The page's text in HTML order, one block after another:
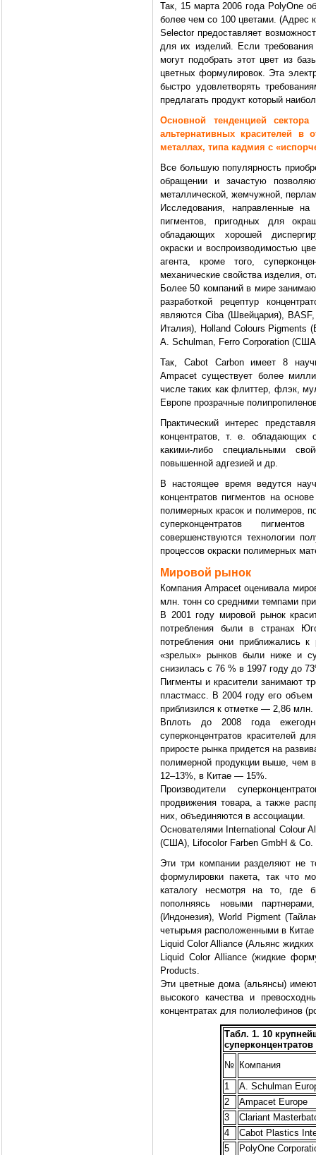
Так, 15 марта 2006 года PolyOne
более чем со 100 цветами. (Адрес
Selector предоставляет
для их изделий. Если требования
могут подобрать этот цвет из
цветных формулировок. Эта
быстро удовлетворять
предлагать продукт который
Основной тенденцией
альтернативных красителей в
металлах, типа кадмия с
Все большую популярность
обращении и зачастую
металлической, жемчужной,
Исследования, направленные на
пигментов, пригодных для
обладающих хорошей
окраски и воспроизводимостью
агента, кроме того,
механические свойства изделия,
Более 50 компаний в мире
разработкой рецептур
являются Ciba (Швейцария),
Италия), Holland Colours Pigments
А. Schulman, Ferro Corporation
Так, Cabot Carbon имеет 8
Ampacet существует более
числе таких как флиттер, флэк,
Европе прозрачные
Практический интерес
концентратов, т. е. обладающих
какими-либо специальными
повышенной адгезией и др.
В настоящее время ведутся
концентратов пигментов на
полимерных красок и полимеров,
суперконцентратов
совершенствуются технологии
процессов окраски полимерных
Мировой рынок
Компания Ampacet оценивала
млн. тонн со средними темпами
В 2001 году мировой рынок
потребления были в странах
потребления они приближались
«зрелых» рынков были ниже и
снизилась с 76 % в 1997 году до
Пигменты и красители занимают
пластмасс. В 2004 году его
приблизился к отметке — 2,86 млн.
Вплоть до 2008 года
суперконцентратов красителей
приросте рынка придется на
полимерной продукции выше, чем
12–13%, в Китае — 15%.
Производители
продвижения товара, а также
них, объединяются в ассоциации.
Основателями International Colour
(США), Lifocolor Farben GmbH & Co.
Эти три компании разделяют не
формулировки пакета, так что
каталогу несмотря на то, где
пополняясь новыми
(Индонезия), World Pigment
четырьмя расположенными в Китае
Liquid Color Alliance (Альянс
Liquid Color Alliance (жидкие
Products.
Эти цветные дома (альянсы)
высокого качества и
концентратах для полиолефинов
Табл. 1. 10
суперконцентратов
№ Компания
1
А. Schulman
2
Ampacet Europe
3
Clariant
4
Cabot Plastics
5
PolyOne